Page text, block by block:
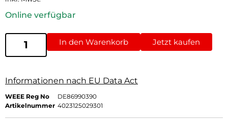
Online verfügbar
In den Warenkorb Jetzt kaufen
Informationen nach EU Data Act
WEEE Reg No
DE86990390
Artikelnummer 4023125029301